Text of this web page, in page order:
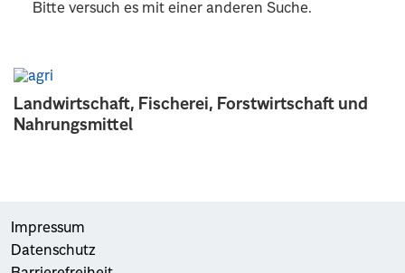
Landwirtschaft, Fischerei, Forstwirtschaft und
Nahrungsmittel
Bitte versuch es mit einer anderen Suche.
Impressum
Datenschutz